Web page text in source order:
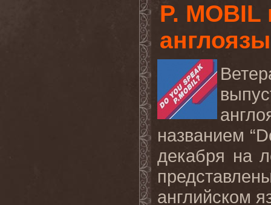
P.
названием
декабря на
английском